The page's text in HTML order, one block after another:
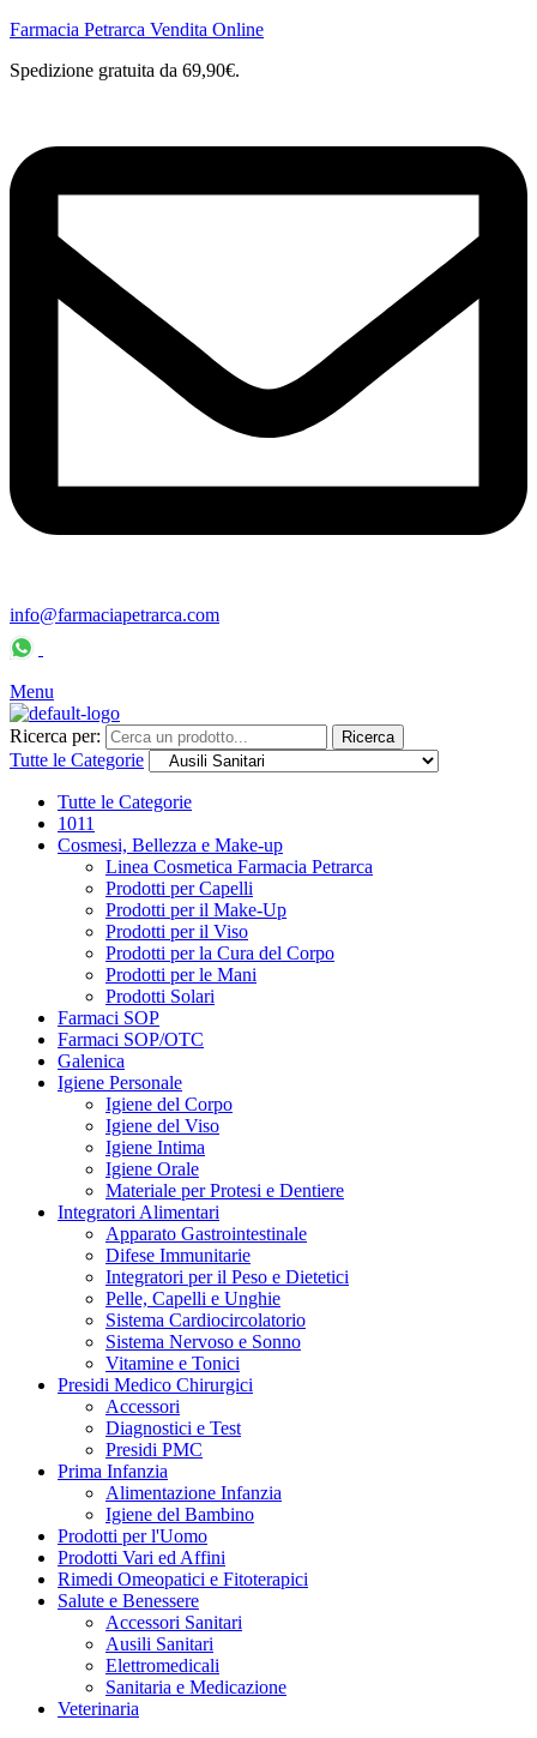
Farmacia Petrarca Vendita Online
Spedizione gratuita da 69,90€.
info@farmaciapetrarca.com
Menu
Ricerca per: Ricerca
Tutte le Categorie
Tutte le Categorie
1011
Cosmesi, Bellezza e Make-up
Linea Cosmetica Farmacia Petrarca
Prodotti per Capelli
Prodotti per il Make-Up
Prodotti per il Viso
Prodotti per la Cura del Corpo
Prodotti per le Mani
Prodotti Solari
Farmaci SOP
Farmaci SOP/OTC
Galenica
Igiene Personale
Igiene del Corpo
Igiene del Viso
Igiene Intima
Igiene Orale
Materiale per Protesi e Dentiere
Integratori Alimentari
Apparato Gastrointestinale
Difese Immunitarie
Integratori per il Peso e Dietetici
Pelle, Capelli e Unghie
Sistema Cardiocircolatorio
Sistema Nervoso e Sonno
Vitamine e Tonici
Presidi Medico Chirurgici
Accessori
Diagnostici e Test
Presidi PMC
Prima Infanzia
Alimentazione Infanzia
Igiene del Bambino
Prodotti per l'Uomo
Prodotti Vari ed Affini
Rimedi Omeopatici e Fitoterapici
Salute e Benessere
Accessori Sanitari
Ausili Sanitari
Elettromedicali
Sanitaria e Medicazione
Veterinaria